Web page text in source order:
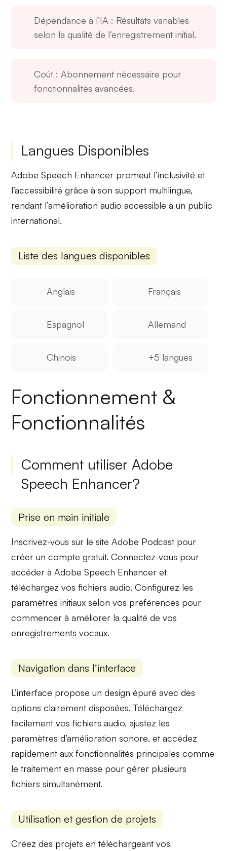
Dépendance à l’IA : Résultats variables
selon la qualité de l’enregistrement initial.
Coût : Abonnement nécessaire pour
fonctionnalités avancées.
Langues Disponibles
Adobe Speech Enhancer promeut l’inclusivité et
l’accessibilité grâce à son support multilingue,
rendant l’amélioration audio accessible à un public
international.
Liste des langues disponibles
Anglais Français
Espagnol Allemand
Chinois +5 langues
Fonctionnement &
Fonctionnalités
Comment utiliser Adobe
Speech Enhancer?
Prise en main initiale
Inscrivez-vous sur le site Adobe Podcast pour
créer un compte gratuit. Connectez-vous pour
accéder àAdobe Speech Enhancer et
téléchargez vos fichiers audio. Configurez les
paramètres initiaux selon vos préférences pour
commencer à améliorer la qualité de vos
enregistrements vocaux.
Navigation dans l’interface
L’interface propose undesign épuré avec des
options clairement disposées. Téléchargez
facilement vos fichiers audio, ajustez les
paramètres d’améliorationsonore, et accédez
rapidement aux fonctionnalités principales comme
le traitement en masse pour gérer plusieurs
fichiers simultanément.
Utilisation et gestion de projets
Créez des projets en téléchargeant vos